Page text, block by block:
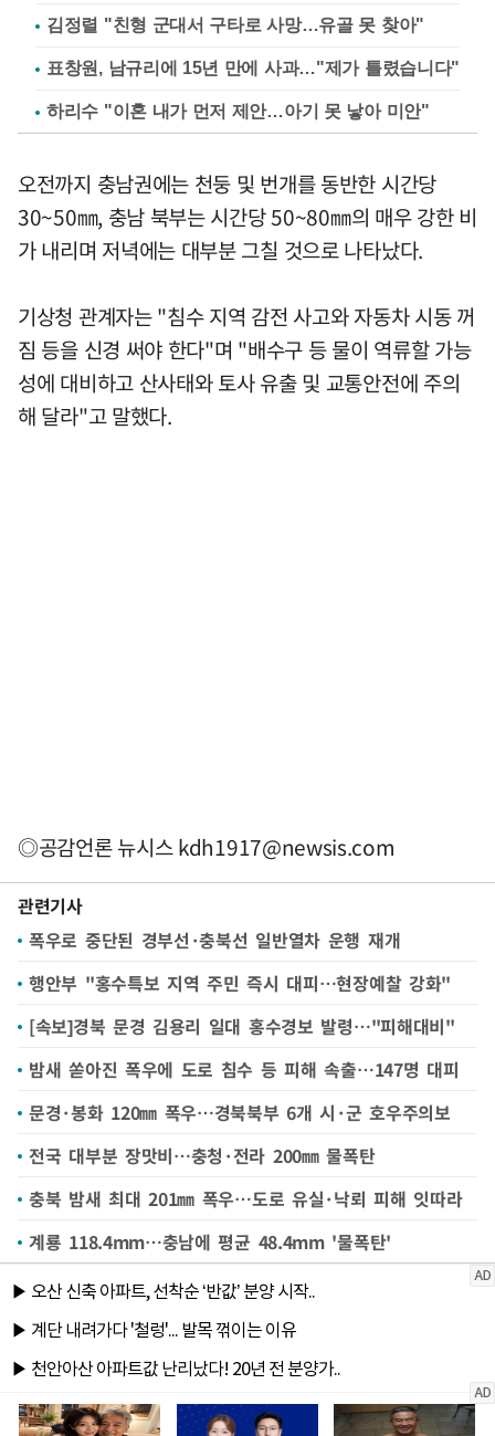
김정렬 "친형 군대서 구타로 사망…유골 못 찾아"
표창원, 남규리에 15년 만에 사과…"제가 틀렸습니다"
하리수 "이혼 내가 먼저 제안…아기 못 낳아 미안"
오전까지 충남권에는 천둥 및 번개를 동반한 시간당
30~50㎜, 충남 북부는 시간당 50~80㎜의 매우 강한 비
가 내리며 저녁에는 대부분 그칠 것으로 나타났다.
기상청 관계자는 "침수 지역 감전 사고와 자동차 시동 꺼
짐 등을 신경 써야 한다"며 "배수구 등 물이 역류할 가능
성에 대비하고 산사태와 토사 유출 및 교통안전에 주의
해 달라"고 말했다.
◎공감언론 뉴시스kdh1917@newsis.com
관련기사
폭우로 중단된 경부선·충북선 일반열차 운행 재개
행안부 "홍수특보 지역 주민 즉시 대피…현장예찰 강화"
[속보]경북 문경 김용리 일대 홍수경보 발령…"피해대비"
밤새 쏟아진 폭우에 도로 침수 등 피해 속출…147명 대피
문경·봉화 120㎜ 폭우…경북북부 6개 시·군 호우주의보
전국 대부분 장맛비…충청·전라 200㎜ 물폭탄
충북 밤새 최대 201㎜ 폭우…도로 유실·낙뢰 피해 잇따라
계룡 118.4mm…충남에 평균 48.4mm '물폭탄'